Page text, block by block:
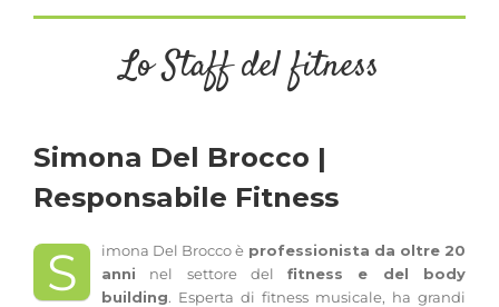
Lo Staff del fitness
Simona Del Brocco |
Responsabile Fitness
S imona Del Brocco è professionista da oltre 20
anni nel settore delfitness e del body
building. Esperta di fitness musicale, ha grandi